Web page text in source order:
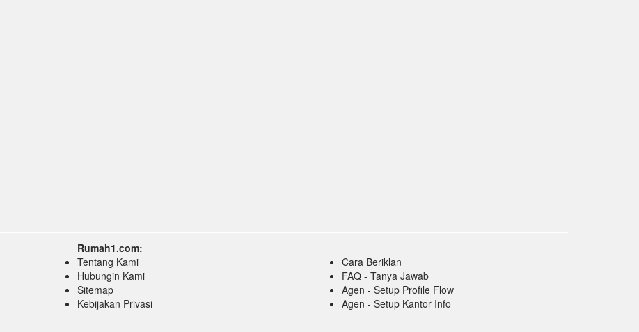
Rumah1.com:
Tentang Kami
Hubungin Kami
Sitemap
Kebijakan Privasi
Cara Beriklan
FAQ - Tanya Jawab
Agen - Setup Profile Flow
Agen - Setup Kantor Info